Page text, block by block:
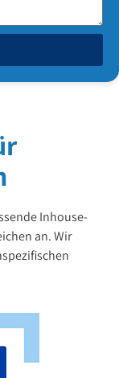
Inhouse-
an. Wir